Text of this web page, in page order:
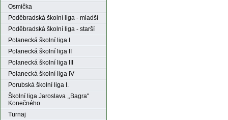
Osmička
Poděbradská školní liga - mladší
Poděbradská školní liga - starší
Polanecká školní liga I
Polanecká školní liga II
Polanecká školní liga III
Polanecká školní liga IV
Porubská školní liga I.
Školní liga Jaroslava ,,Bagra"
Konečného
Turnaj